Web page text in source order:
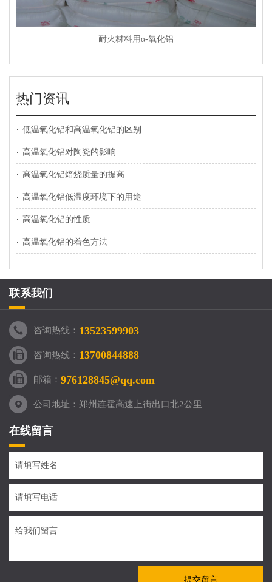
耐火材料用α-氧化铝
热门资讯
低温氧化铝和高温氧化铝的区别
高温氧化铝对陶瓷的影响
高温氧化铝焙烧质量的提高
高温氧化铝低温度环境下的用途
高温氧化铝的性质
高温氧化铝的着色方法
联系我们
咨询热线： 13523599903
咨询热线： 13700844888
邮箱： 976128845@qq.com
公司地址：郑州连霍高速上街出口北2公里
在线留言
提交留言